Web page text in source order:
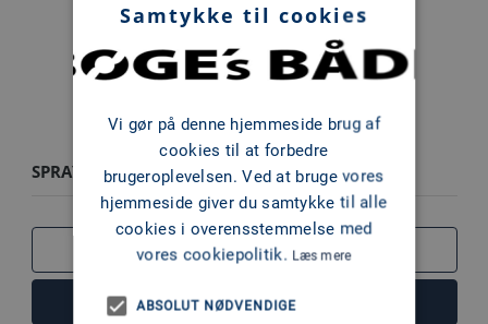
SPRAYMALING - PHANTOM BLACK
SAMMENLIGN
LÆS MERE
Samtykke til cookies
Vi gør på denne hjemmeside brug af
cookies til at forbedre
brugeroplevelsen. Ved at bruge vores
hjemmeside giver du samtykke til alle
cookies i overensstemmelse med
vores cookiepolitik. Læs mere
ABSOLUT NØDVENDIGE